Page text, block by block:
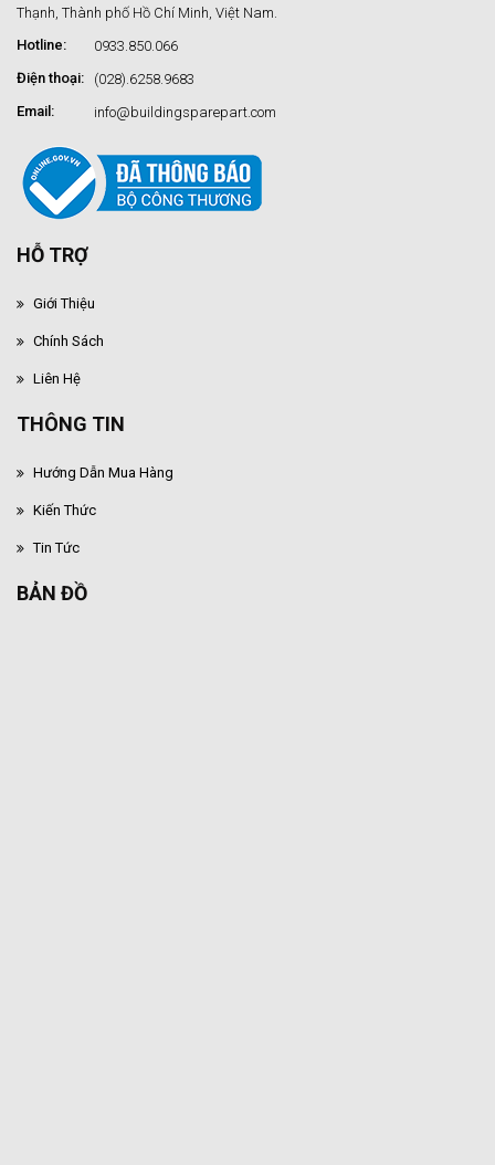
Thạnh, Thành phố Hồ Chí Minh, Việt Nam.
Hotline:
0933.850.066
Điện thoại:
(028).6258.9683
Email:
info@buildingsparepart.com
HỖ TRỢ
Giới Thiệu
Chính Sách
Liên Hệ
THÔNG TIN
Hướng Dẫn Mua Hàng
Kiến Thức
Tin Tức
BẢN ĐỒ